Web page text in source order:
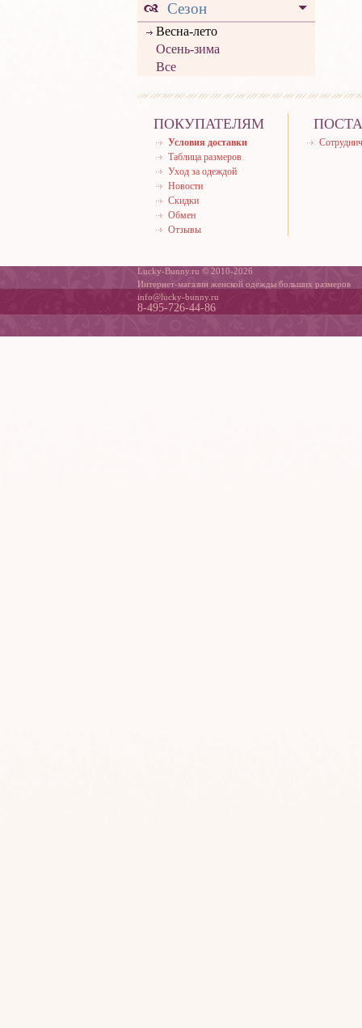
Сезон
Весна-лето
Осень-зима
Все
ПОКУПАТЕЛЯМ
Условия доставки
Таблица размеров
Уход за одеждой
Новости
Скидки
Обмен
Отзывы
Lucky-Bunny.ru © 2010-2026
Интернет-магазин женской одежды больших размеров
info@lucky-bunny.ru
8-495-726-44-86